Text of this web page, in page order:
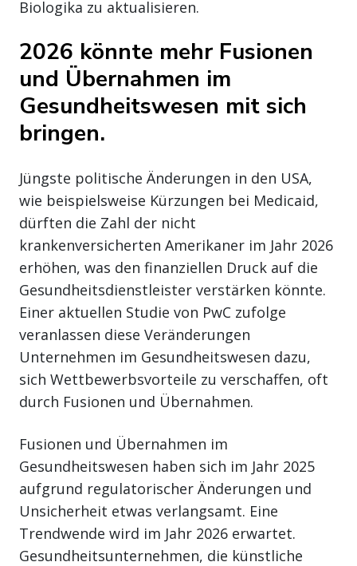
Biologika zu aktualisieren.
2026 könnte mehr Fusionen
und Übernahmen im
Gesundheitswesen mit sich
bringen.
Jüngste politische Änderungen in den USA,
wie beispielsweise Kürzungen bei Medicaid,
dürften die Zahl der nicht
krankenversicherten Amerikaner im Jahr 2026
erhöhen, was den finanziellen Druck auf die
Gesundheitsdienstleister verstärken könnte.
Einer aktuellen Studie von PwC zufolge
veranlassen diese Veränderungen
Unternehmen im Gesundheitswesen dazu,
sich Wettbewerbsvorteile zu verschaffen, oft
durch Fusionen und Übernahmen.
Fusionen und Übernahmen im
Gesundheitswesen haben sich im Jahr 2025
aufgrund regulatorischer Änderungen und
Unsicherheit etwas verlangsamt. Eine
Trendwende wird im Jahr 2026 erwartet.
Gesundheitsunternehmen, die künstliche